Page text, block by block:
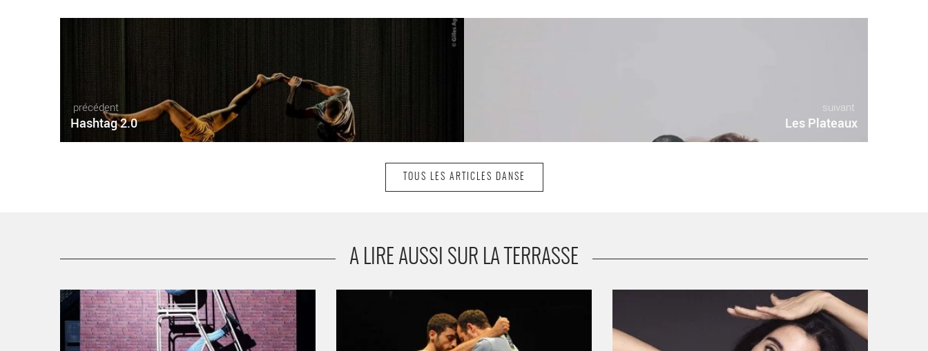
précédent
Hashtag 2.0
suivant
Les Plateaux
TOUS LES ARTICLES DANSE
A LIRE AUSSI SUR LA TERRASSE
New Settings #7 - Critique sortie Danse SOLSTICE - Critique sortie Danse Paris Chaillot